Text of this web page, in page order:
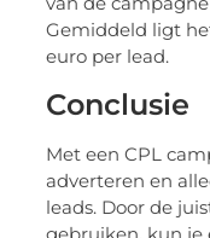
Gemiddeld ligt
euro per lead.
Conclusie
Met een CPL
adverteren en
leads. Door de